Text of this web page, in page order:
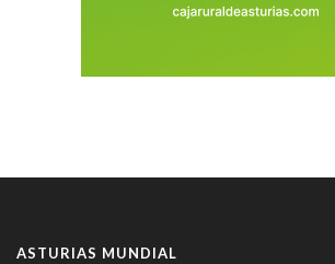
ASTURIAS MUNDIAL